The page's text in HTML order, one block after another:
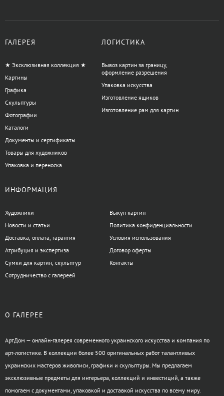
ГАЛЕРЕЯ
★ Эксклюзивная коллекция ★
Картины
Графика
Скульптуры
Фотографии
Каталоги
Документы и сертификаты
Товары для художников
Упаковка и переноска
ЛОГИСТИКА
Вывоз картин за границу,
оформление разрешения
Упаковка искусства
Изготовление ящиков
Изготовление рам для картин
ИНФОРМАЦИЯ
Художники
Новости и статьи
Доставка, оплата, гарантия
Атрибуция и экспертиза
Сумки для картин, скульптур
Сотрудничество с галереей
Выкуп картин
Политика конфиденциальности
Условия использования
Договор оферты
Контакты
О ГАЛЕРЕЕ
АртДом — онлайн-галерея современного украинского искусства и компания по
арт-логистике. В коллекции более 500 оригинальных работ талантливых
украинских мастеров живописи, графики и скульптуры. Мы предлагаем
эксклюзивные предметы для интерьера, коллекций и инвестиций, а также
помогаем с документами, упаковкой и доставкой искусства по всему миру.